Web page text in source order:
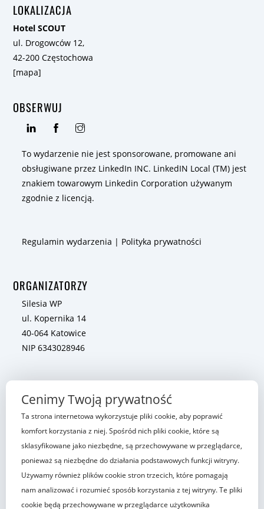
LOKALIZACJA
Hotel SCOUT
ul. Drogowców 12,
42-200 Częstochowa
[mapa]
OBSERWUJ
To wydarzenie nie jest sponsorowane, promowane ani
obsługiwane przez LinkedIn INC. LinkedIN Local (TM) jest
znakiem towarowym Linkedin Corporation używanym
zgodnie z licencją.
Regulamin wydarzenia | Polityka prywatności
ORGANIZATORZY
Silesia WP
ul. Kopernika 14
40-064 Katowice
NIP 6343028946
Complex Solution Szymon Kryczka
ul. Jesienna 44
42-200 Częstochowa
NIP: 5732702282
Copyright © 2025 LinkedIn Local Częstochowa. All Right
Reserved.
Cenimy Twoją prywatność
Ta strona internetowa wykorzystuje pliki cookie, aby poprawić
komfort korzystania z niej. Spośród nich pliki cookie, które są
sklasyfikowane jako niezbędne, są przechowywane w przeglądarce,
ponieważ są niezbędne do działania podstawowych funkcji witryny.
Używamy również plików cookie stron trzecich, które pomagają
nam analizować i rozumieć sposób korzystania z tej witryny. Te pliki
cookie będą przechowywane w przeglądarce użytkownika